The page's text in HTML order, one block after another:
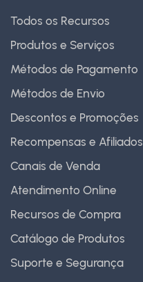
Todos os Recursos
Produtos e Serviços
Métodos de Pagamento
Métodos de Envio
Descontos e Promoções
Recompensas e Afiliados
Canais de Venda
Atendimento Online
Recursos de Compra
Catálogo de Produtos
Suporte e Segurança